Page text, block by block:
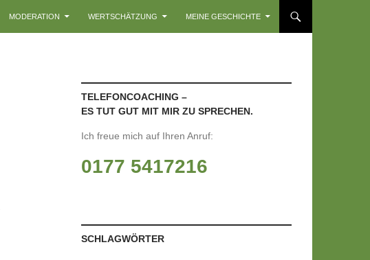
MODERATION WERTSCHÄTZUNG MEINE GESCHICHTE
TELEFONCOACHING –
ES TUT GUT MIT MIR ZU SPRECHEN.
Ich freue mich auf Ihren Anruf:
0177 5417216
SCHLAGWÖRTER